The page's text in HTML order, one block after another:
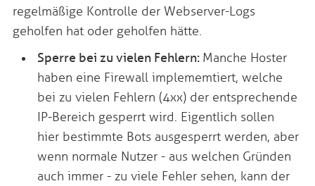
regelmäßige Kontrolle der Webserver-Logs
geholfen hat oder geholfen hätte.
Sperre bei zu vielen Fehlern: Manche Hoster
haben eine Firewall implememtiert, welche
bei zu vielen Fehlern (4xx) der entsprechende
IP-Bereich gesperrt wird. Eigentlich sollen
hier bestimmte Bots ausgesperrt werden, aber
wenn normale Nutzer - aus welchen Gründen
auch immer - zu viele Fehler sehen, kann der